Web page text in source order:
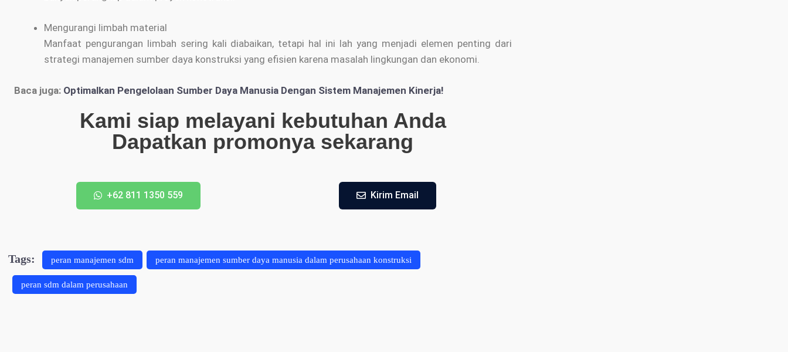
Mengurangi limbah material
Manfaat pengurangan limbah sering kali diabaikan, tetapi hal ini lah yang menjadi elemen penting dari
strategi manajemen sumber daya konstruksi yang efisien karena masalah lingkungan dan ekonomi.
Baca juga: Optimalkan Pengelolaan Sumber Daya Manusia Dengan Sistem Manajemen Kinerja!
Kami siap melayani kebutuhan Anda
Dapatkan promonya sekarang
+62 811 1350 559 Kirim Email
Tags: peran manajemen sdm peran manajemen sumber daya manusia dalam perusahaan konstruksi
peran sdm dalam perusahaan